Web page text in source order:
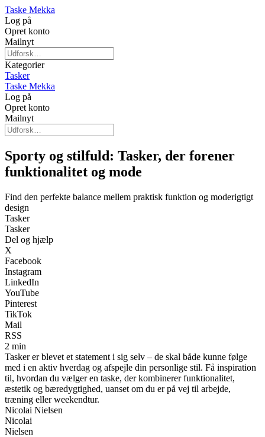
Taske Mekka
Log på
Opret konto
Mailnyt
Kategorier
Tasker
Taske Mekka
Log på
Opret konto
Mailnyt
Sporty og stilfuld: Tasker, der forener
funktionalitet og mode
Find den perfekte balance mellem praktisk funktion og moderigtigt
design
Tasker
Tasker
Del og hjælp
X
Facebook
Instagram
LinkedIn
YouTube
Pinterest
TikTok
Mail
RSS
2 min
Tasker er blevet et statement i sig selv – de skal både kunne følge
med i en aktiv hverdag og afspejle din personlige stil. Få inspiration
til, hvordan du vælger en taske, der kombinerer funktionalitet,
æstetik og bæredygtighed, uanset om du er på vej til arbejde,
træning eller weekendtur.
Nicolai Nielsen
Nicolai
Nielsen